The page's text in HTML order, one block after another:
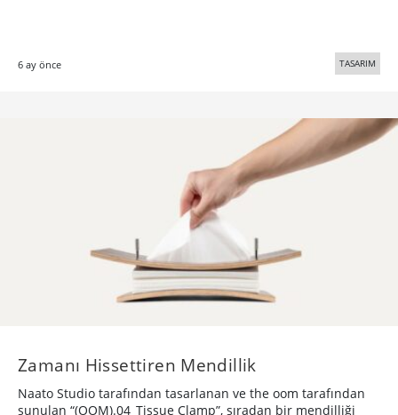
6 ay önce TASARIM
Zamanı Hissettiren Mendillik
Naato Studio tarafından tasarlanan ve the oom tarafından
sunulan “(OOM).04_Tissue Clamp”, sıradan bir mendilliği